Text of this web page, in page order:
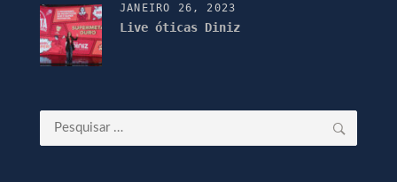
JANEIRO 26, 2023
Live óticas Diniz
Pesquisar
por: